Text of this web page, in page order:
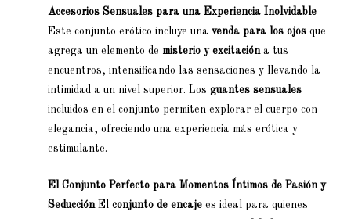
Accesorios Sensuales para una Experiencia Inolvidable
Este conjunto erótico incluye unavenda para los ojos que
agrega un elemento de misterio y excitacióna tus
encuentros, intensificando las sensaciones y llevando la
intimidad a un nivel superior. Losguantes sensuales
incluidos en el conjunto permiten explorar el cuerpo con
elegancia, ofreciendo una experiencia más erótica y
estimulante.
El Conjunto Perfecto para Momentos Íntimos de Pasión y
SeducciónElconjunto de encaje es ideal para quienes